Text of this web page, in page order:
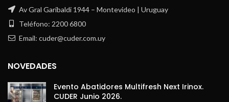
Av Gral Garibaldi 1944 – Montevideo | Uruguay
Teléfono: 2200 6800
Email: cuder@cuder.com.uy
NOVEDADES
Evento Abatidores Multifresh Next Irinox.
CUDER Junio 2026.